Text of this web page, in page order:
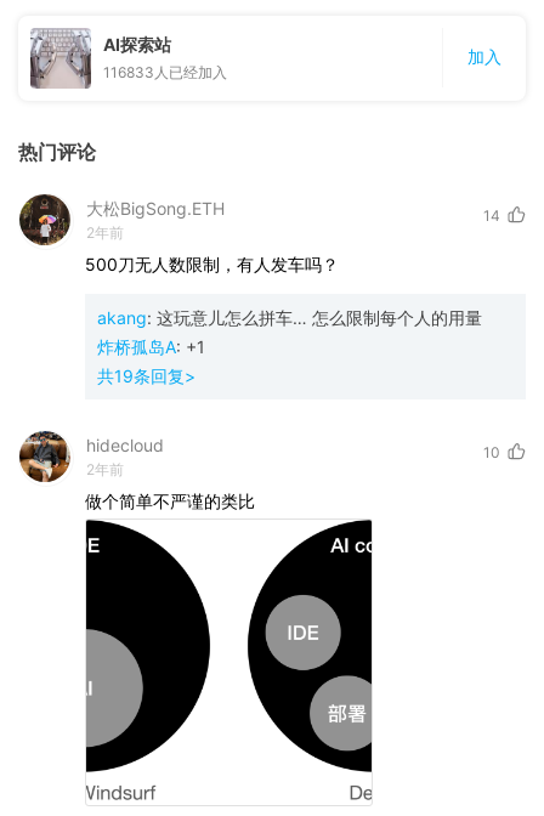
AI探索站
116833 人已经加入
加入
热门评论
大松BigSong.ETH
2年前
14
500刀无人数限制，有人发车吗？
akang: 这玩意儿怎么拼车… 怎么限制每个人的用量
炸桥孤岛A: +1
共19条回复>
hidecloud
2年前
10
做个简单不严谨的类比